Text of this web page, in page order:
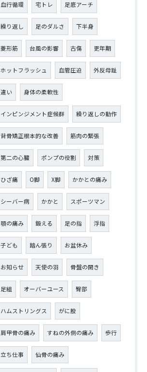
血行循環 宅トレ 足底アーチ
繰り返し 足のダルさ 下半身
菱形筋 台風の影響 古傷 更年期
ホットフラッシュ 血管圧迫 外反母趾
違い 身体の柔軟性
インピンジメント症候群 繰り返しの動作
背骨矯正根本的な改善 筋肉の緊張
第二の心臓 ポンプの役割 対策
ひざ痛 О脚 X脚 かかとの痛み
シーバー病 かかと スポーツマン
顎の痛み 鍛える 足の指 浮指
子ども 踏ん張り お盆休み
お知らせ 天使の羽 骨盤の開き
足組 オーバーユース 臀部
ハムストリングス がに股
肩甲骨の痛み すねの外側の痛み 歩行
立ち仕事 仙骨の痛み